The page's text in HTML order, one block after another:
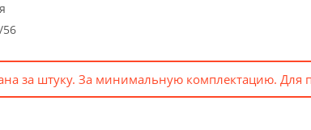
56
за штуку. За минимальную комплектацию. Для